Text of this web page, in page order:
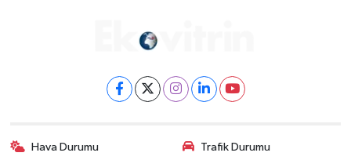
Hava Durumu Trafik Durumu